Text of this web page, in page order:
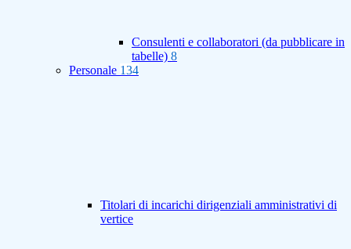
Consulenti e collaboratori (da pubblicare in
tabelle) 8
Personale 134
Titolari di incarichi dirigenziali amministrativi di
vertice